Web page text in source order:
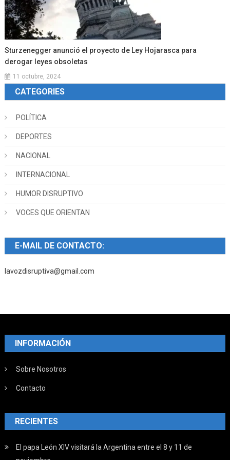
Sturzenegger anunció el proyecto de Ley Hojarasca para
derogar leyes obsoletas
11 octubre, 2024
CATEGORIES
POLÍTICA
DEPORTES
NACIONAL
INTERNACIONAL
HUMOR DISRUPTIVO
VOCES QUE ORIENTAN
E-MAIL DE CONTACTO:
lavozdisruptiva@gmail.com
INFORMACIÓN
Sobre Nosotros
Contacto
RECIENTES
El papa León XIV visitará la Argentina entre el 8 y 11 de